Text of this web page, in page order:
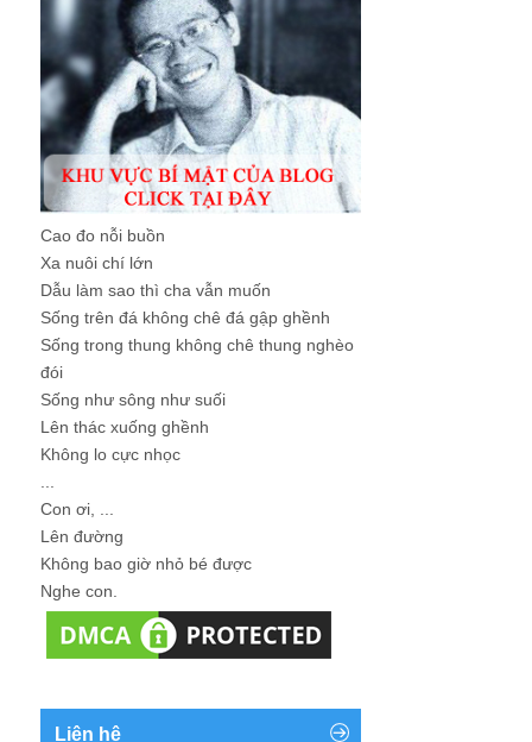
Cao đo nỗi buồn
Xa nuôi chí lớn
Dẫu làm sao thì cha vẫn muốn
Sống trên đá không chê đá gập ghềnh
Sống trong thung không chê thung nghèo
đói
Sống như sông như suối
Lên thác xuống ghềnh
Không lo cực nhọc
Con ơi, ...
Lên đường
Không bao giờ nhỏ bé được
Nghe con.
Liên hệ